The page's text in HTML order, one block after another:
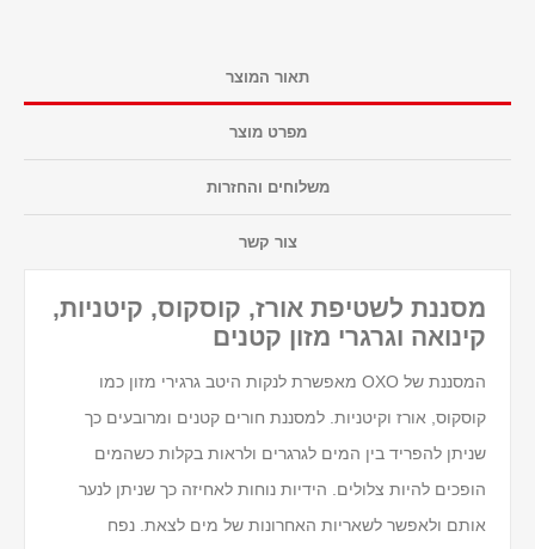
תאור המוצר
מפרט מוצר
משלוחים והחזרות
צור קשר
מסננת לשטיפת אורז, קוסקוס, קיטניות,
קינואה וגרגרי מזון קטנים
המסננת של OXO מאפשרת לנקות היטב גרגירי מזון כמו
קוסקוס, אורז וקיטניות. למסננת חורים קטנים ומרובעים כך
שניתן להפריד בין המים לגרגרים ולראות בקלות כשהמים
הופכים להיות צלולים. הידיות נוחות לאחיזה כך שניתן לנער
אותם ולאפשר לשאריות האחרונות של מים לצאת. נפח